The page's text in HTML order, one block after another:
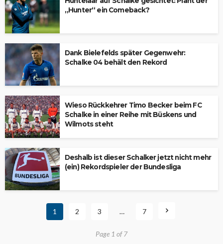
„Hunter“ ein Comeback?
Dank Bielefelds später Gegenwehr:
Schalke 04 behält den Rekord
Wieso Rückkehrer Timo Becker beim FC
Schalke in einer Reihe mit Büskens und
Wilmots steht
Deshalb ist dieser Schalker jetzt nicht mehr
(ein) Rekordspieler der Bundesliga
1 2 3 … 7
Page 1 of 7